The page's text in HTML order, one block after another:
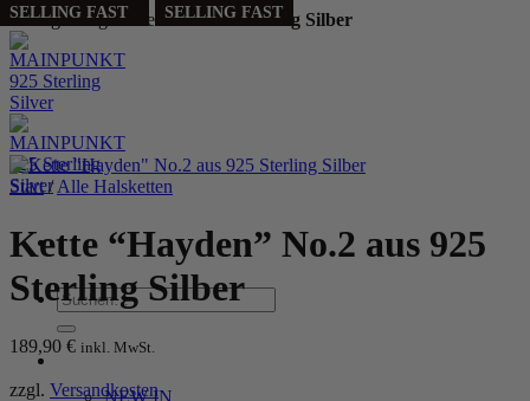
Handgefertigt aus echtem925 Sterling Silber
Zum
Inhalt
springen
Suchen
nach:
NEW IN
Start / Alle Halsketten
Kette “Hayden” No.2 aus 925
Sterling Silber
189,90 € inkl. MwSt.
zzgl. Versandkosten
PERSONALIZED SELLING FAST
PERSONALIZED SELLING FAST
PERSONALIZED SELLING FAST
SELLING FAST